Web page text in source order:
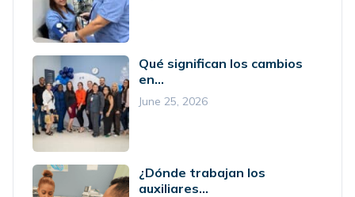
Qué significan los cambios
en...
June 25, 2026
¿Dónde trabajan los
auxiliares...